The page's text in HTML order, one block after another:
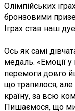
Олімпійських
бронзовими
Іграх став наш
Ось як самі
медаль. «Емоції
перемоги довго
що трапилося,
країну, за всю
Пишаємося, що